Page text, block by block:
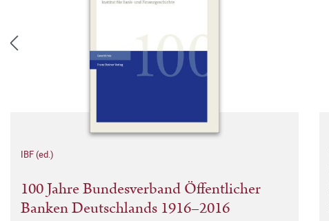
IBF (ed.)
100 Jahre Bundesverband Öffentlicher
Banken Deutschlands 1916–2016